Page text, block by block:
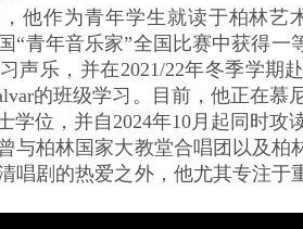
，他作为青年学生就读于柏林艺
“青年音乐家”全国比赛中获得一
声乐，并在2021/22年冬季学期
的班级学习。目前，他正在慕
学位，并自2024年10月起同时攻
与柏林国家大教堂合唱团以及柏
唱剧的热爱之外，他尤其专注